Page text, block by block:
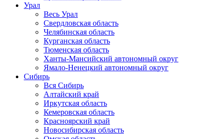
Урал
Весь Урал
Свердловская область
Челябинская область
Курганская область
Тюменская область
Ханты-Мансийский автономный округ
Ямало-Ненецкий автономный округ
Сибирь
Вся Сибирь
Алтайский край
Иркутская область
Кемеровская область
Красноярский край
Новосибирская область